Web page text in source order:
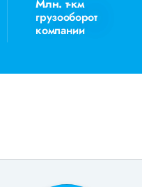
Млн. т-км
грузооборот
компании